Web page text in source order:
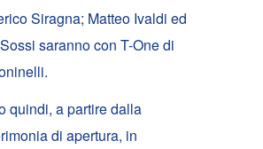
Siragna; Matteo Ivaldi ed
saranno con T-One di
quindi, a partire dalla
di apertura, in